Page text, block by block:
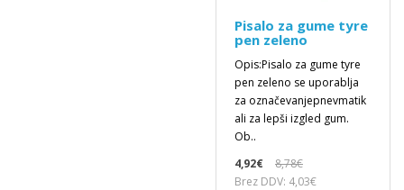
Pisalo za gume tyre
pen zeleno
Opis:Pisalo za gume tyre
pen zeleno se uporablja
za označevanjepnevmatik
ali za lepši izgled gum.
Ob..
4,92€
8,78€
Brez DDV: 4,03€